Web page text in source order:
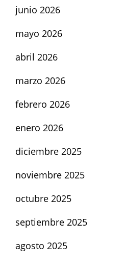
junio 2026
mayo 2026
abril 2026
marzo 2026
febrero 2026
enero 2026
diciembre 2025
noviembre 2025
octubre 2025
septiembre 2025
agosto 2025